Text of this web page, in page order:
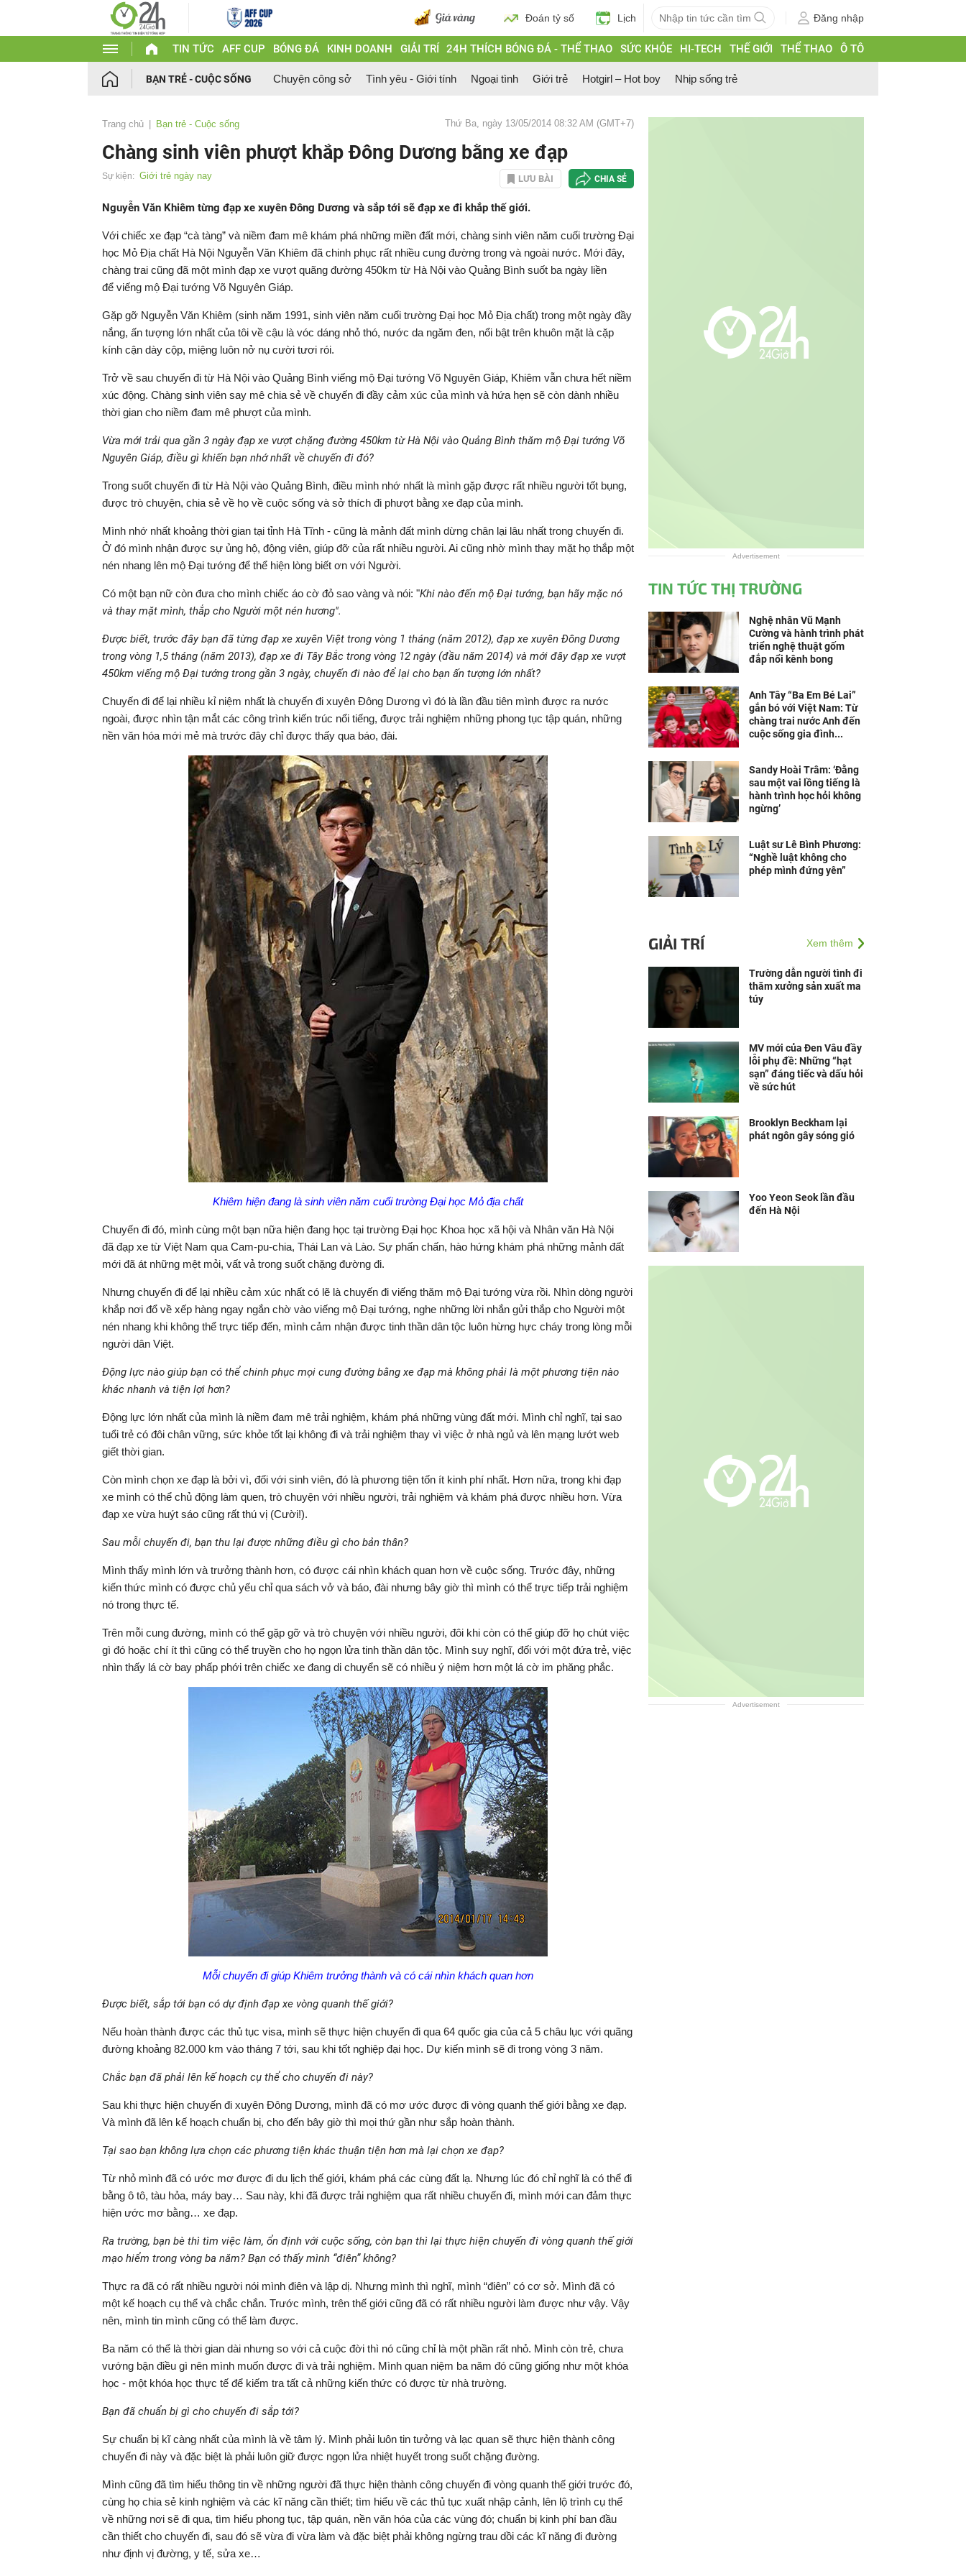
Đoán tỷ số Lịch Đăng nhập
TIN TỨC AFF CUP BÓNG ĐÁ KINH DOANH GIẢI TRÍ 24H THÍCH BÓNG ĐÁ - THỂ THAO SỨC KHỎE HI-TECH THẾ GIỚI THỂ THAO Ô TÔ
BẠN TRẺ - CUỘC SỐNG Chuyện công sở Tình yêu - Giới tính Ngoại tình Giới trẻ Hotgirl – Hot boy Nhịp sống trẻ
Trang chủ Bạn trẻ - Cuộc sống Thứ Ba, ngày 13/05/2014 08:32 AM (GMT+7)
Chàng sinh viên phượt khắp Đông Dương bằng xe đạp
Sự kiện: Giới trẻ ngày nay LƯU BÀI CHIA SẺ
Nguyễn Văn Khiêm từng đạp xe xuyên Đông Dương và sắp tới sẽ đạp xe đi khắp thế giới.
Với chiếc xe đạp “cà tàng” và niềm đam mê khám phá những miền đất mới, chàng sinh viên năm cuối trường Đại
học Mỏ Địa chất Hà Nội Nguyễn Văn Khiêm đã chinh phục rất nhiều cung đường trong và ngoài nước. Mới đây,
chàng trai cũng đã một mình đạp xe vượt quãng đường 450km từ Hà Nội vào Quảng Bình suốt ba ngày liền
để viếng mộ Đại tướng Võ Nguyên Giáp.
Gặp gỡ Nguyễn Văn Khiêm (sinh năm 1991, sinh viên năm cuối trường Đại học Mỏ Địa chất) trong một ngày đầy
nắng, ấn tượng lớn nhất của tôi về cậu là vóc dáng nhỏ thó, nước da ngăm đen, nổi bật trên khuôn mặt là cặp
kính cận dày cộp, miệng luôn nở nụ cười tươi rói.
Trở về sau chuyến đi từ Hà Nội vào Quảng Bình viếng mộ Đại tướng Võ Nguyên Giáp, Khiêm vẫn chưa hết niềm
xúc động. Chàng sinh viên say mê chia sẻ về chuyến đi đầy cảm xúc của mình và hứa hẹn sẽ còn dành nhiều
thời gian cho niềm đam mê phượt của mình.
Vừa mới trải qua gần 3 ngày đạp xe vượt chặng đường 450km từ Hà Nội vào Quảng Bình thăm mộ Đại tướng Võ
Nguyên Giáp, điều gì khiến bạn nhớ nhất về chuyến đi đó?
Trong suốt chuyến đi từ Hà Nội vào Quảng Bình, điều mình nhớ nhất là mình gặp được rất nhiều người tốt bụng,
được trò chuyện, chia sẻ về họ về cuộc sống và sở thích đi phượt bằng xe đạp của mình.
Mình nhớ nhất khoảng thời gian tại tỉnh Hà Tĩnh - cũng là mảnh đất mình dừng chân lại lâu nhất trong chuyến đi.
Ở đó mình nhận được sự ủng hộ, động viên, giúp đỡ của rất nhiều người. Ai cũng nhờ mình thay mặt họ thắp một
nén nhang lên mộ Đại tướng để thể hiện lòng biết ơn với Người.
Có một bạn nữ còn đưa cho mình chiếc áo cờ đỏ sao vàng và nói: "Khi nào đến mộ Đại tướng, bạn hãy mặc nó
và thay mặt mình, thắp cho Người một nén hương".
Được biết, trước đây bạn đã từng đạp xe xuyên Việt trong vòng 1 tháng (năm 2012), đạp xe xuyên Đông Dương
trong vòng 1,5 tháng (năm 2013), đạp xe đi Tây Bắc trong vòng 12 ngày (đầu năm 2014) và mới đây đạp xe vượt
450km viếng mộ Đại tướng trong gần 3 ngày, chuyến đi nào để lại cho bạn ấn tượng lớn nhất?
Chuyến đi để lại nhiều kỉ niệm nhất là chuyến đi xuyên Đông Dương vì đó là lần đầu tiên mình được ra nước
ngoài, được nhìn tận mắt các công trình kiến trúc nổi tiếng, được trải nghiệm những phong tục tập quán, những
nền văn hóa mới mẻ mà trước đây chỉ được thấy qua báo, đài.
Khiêm hiện đang là sinh viên năm cuối trường Đại học Mỏ địa chất
Chuyến đi đó, mình cùng một bạn nữa hiện đang học tại trường Đại học Khoa học xã hội và Nhân văn Hà Nội
đã đạp xe từ Việt Nam qua Cam-pu-chia, Thái Lan và Lào. Sự phấn chấn, hào hứng khám phá những mảnh đất
mới đã át những mệt mỏi, vất vả trong suốt chặng đường đi.
Nhưng chuyến đi để lại nhiều cảm xúc nhất có lẽ là chuyến đi viếng thăm mộ Đại tướng vừa rồi. Nhìn dòng người
khắp nơi đổ về xếp hàng ngay ngắn chờ vào viếng mộ Đại tướng, nghe những lời nhắn gửi thắp cho Người một
nén nhang khi không thể trực tiếp đến, mình cảm nhận được tinh thần dân tộc luôn hừng hực cháy trong lòng mỗi
người dân Việt.
Động lực nào giúp bạn có thể chinh phục mọi cung đường bằng xe đạp mà không phải là một phương tiện nào
khác nhanh và tiện lợi hơn?
Động lực lớn nhất của mình là niềm đam mê trải nghiệm, khám phá những vùng đất mới. Mình chỉ nghĩ, tại sao
tuổi trẻ có đôi chân vững, sức khỏe tốt lại không đi và trải nghiệm thay vì việc ở nhà ngủ và lên mạng lướt web
giết thời gian.
Còn mình chọn xe đạp là bởi vì, đối với sinh viên, đó là phương tiện tốn ít kinh phí nhất. Hơn nữa, trong khi đạp
xe mình có thể chủ động làm quen, trò chuyện với nhiều người, trải nghiệm và khám phá được nhiều hơn. Vừa
đạp xe vừa huýt sáo cũng rất thú vị (Cười!).
Sau mỗi chuyến đi, bạn thu lại được những điều gì cho bản thân?
Mình thấy mình lớn và trưởng thành hơn, có được cái nhìn khách quan hơn về cuộc sống. Trước đây, những
kiến thức mình có được chủ yếu chỉ qua sách vở và báo, đài nhưng bây giờ thì mình có thể trực tiếp trải nghiệm
nó trong thực tế.
Trên mỗi cung đường, mình có thể gặp gỡ và trò chuyện với nhiều người, đôi khi còn có thể giúp đỡ họ chút việc
gì đó hoặc chí ít thì cũng có thể truyền cho họ ngọn lửa tinh thần dân tộc. Mình suy nghĩ, đối với một đứa trẻ, việc
nhìn thấy lá cờ bay phấp phới trên chiếc xe đang di chuyển sẽ có nhiều ý niệm hơn một lá cờ im phăng phắc.
Mỗi chuyến đi giúp Khiêm trưởng thành và có cái nhìn khách quan hơn
Được biết, sắp tới bạn có dự định đạp xe vòng quanh thế giới?
Nếu hoàn thành được các thủ tục visa, mình sẽ thực hiện chuyến đi qua 64 quốc gia của cả 5 châu lục với quãng
đường khoảng 82.000 km vào tháng 7 tới, sau khi tốt nghiệp đại học. Dự kiến mình sẽ đi trong vòng 3 năm.
Chắc bạn đã phải lên kế hoạch cụ thể cho chuyến đi này?
Sau khi thực hiện chuyến đi xuyên Đông Dương, mình đã có mơ ước được đi vòng quanh thế giới bằng xe đạp.
Và mình đã lên kế hoạch chuẩn bị, cho đến bây giờ thì mọi thứ gần như sắp hoàn thành.
Tại sao bạn không lựa chọn các phương tiện khác thuận tiện hơn mà lại chọn xe đạp?
Từ nhỏ mình đã có ước mơ được đi du lịch thế giới, khám phá các cùng đất lạ. Nhưng lúc đó chỉ nghĩ là có thể đi
bằng ô tô, tàu hỏa, máy bay… Sau này, khi đã được trải nghiệm qua rất nhiều chuyến đi, mình mới can đảm thực
hiện ước mơ bằng… xe đạp.
Ra trường, bạn bè thì tìm việc làm, ổn định với cuộc sống, còn bạn thì lại thực hiện chuyến đi vòng quanh thế giới
mạo hiểm trong vòng ba năm? Bạn có thấy mình “điên” không?
Thực ra đã có rất nhiều người nói mình điên và lập dị. Nhưng mình thì nghĩ, mình “điên” có cơ sở. Mình đã có
một kế hoạch cụ thể và chắc chắn. Trước mình, trên thế giới cũng đã có rất nhiều người làm được như vậy. Vậy
nên, mình tin mình cũng có thể làm được.
Ba năm có thể là thời gian dài nhưng so với cả cuộc đời thì nó cũng chỉ là một phần rất nhỏ. Mình còn trẻ, chưa
vướng bận điều gì nên mình muốn được đi và trải nghiệm. Mình quan niệm ba năm đó cũng giống như một khóa
học - một khóa học thực tế để kiếm tra tất cả những kiến thức có được từ nhà trường.
Bạn đã chuẩn bị gì cho chuyến đi sắp tới?
Sự chuẩn bị kĩ càng nhất của mình là về tâm lý. Mình phải luôn tin tưởng và lạc quan sẽ thực hiện thành công
chuyến đi này và đặc biệt là phải luôn giữ được ngọn lửa nhiệt huyết trong suốt chặng đường.
Mình cũng đã tìm hiểu thông tin về những người đã thực hiện thành công chuyến đi vòng quanh thế giới trước đó,
cùng họ chia sẻ kinh nghiệm và các kĩ năng cần thiết; tìm hiểu về các thủ tục xuất nhập cảnh, lên lộ trình cụ thể
về những nơi sẽ đi qua, tìm hiểu phong tục, tập quán, nền văn hóa của các vùng đó; chuẩn bị kinh phí ban đầu
cần thiết cho chuyến đi, sau đó sẽ vừa đi vừa làm và đặc biệt phải không ngừng trau dồi các kĩ năng đi đường
như định vị đường, y tế, sửa xe…
Advertisement
TIN TỨC THỊ TRƯỜNG
Nghệ nhân Vũ Mạnh
Cường và hành trình phát
triển nghệ thuật gốm
đắp nổi kênh bong
Anh Tây “Ba Em Bé Lai”
gắn bó với Việt Nam: Từ
chàng trai nước Anh đến
cuộc sống gia đình...
Sandy Hoài Trâm: ‘Đằng
sau một vai lồng tiếng là
hành trình học hỏi không
ngừng’
Luật sư Lê Bình Phương:
“Nghề luật không cho
phép mình đứng yên”
GIẢI TRÍ Xem thêm
Trường dẫn người tình đi
thăm xưởng sản xuất ma
túy
MV mới của Đen Vâu đầy
lỗi phụ đề: Những “hạt
sạn” đáng tiếc và dấu hỏi
về sức hút
Brooklyn Beckham lại
phát ngôn gây sóng gió
Yoo Yeon Seok lần đầu
đến Hà Nội
Advertisement